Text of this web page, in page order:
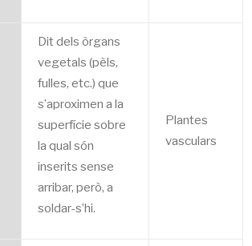
Dit dels òrgans
vegetals (pèls,
fulles, etc.) que
s’aproximen a la
superfície sobre
la qual són
inserits sense
arribar, però, a
soldar-s’hi.
Plantes
vasculars